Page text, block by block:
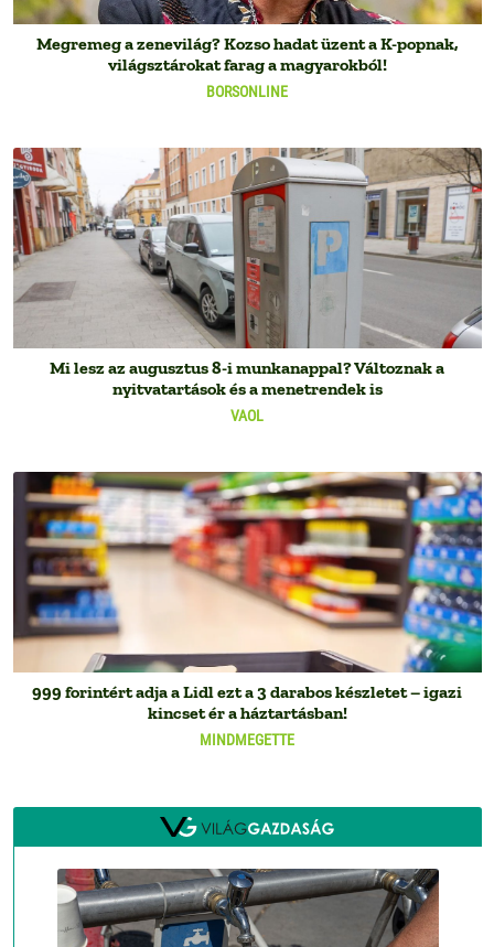
BORSONLINE
Megremeg a zenevilág? Kozso hadat üzent a K-popnak,
világsztárokat farag a magyarokból!
VAOL
Mi lesz az augusztus 8-i munkanappal? Változnak a
nyitvatartások és a menetrendek is
MINDMEGETTE
999 forintért adja a Lidl ezt a 3 darabos készletet – igazi
kincset ér a háztartásban!